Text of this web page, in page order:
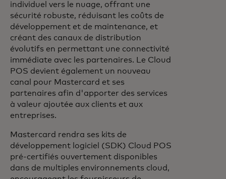
individuel vers le nuage, offrant une
sécurité robuste, réduisant les coûts de
développement et de maintenance, et
créant des canaux de distribution
évolutifs en permettant une connectivité
immédiate avec les partenaires. Le Cloud
POS devient également un nouveau
canal pour Mastercard et ses
partenaires afin d'apporter des services
à valeur ajoutée aux clients et aux
entreprises.
Mastercard rendra ses kits de
développement logiciel (SDK) Cloud POS
pré-certifiés ouvertement disponibles
dans de multiples environnements cloud,